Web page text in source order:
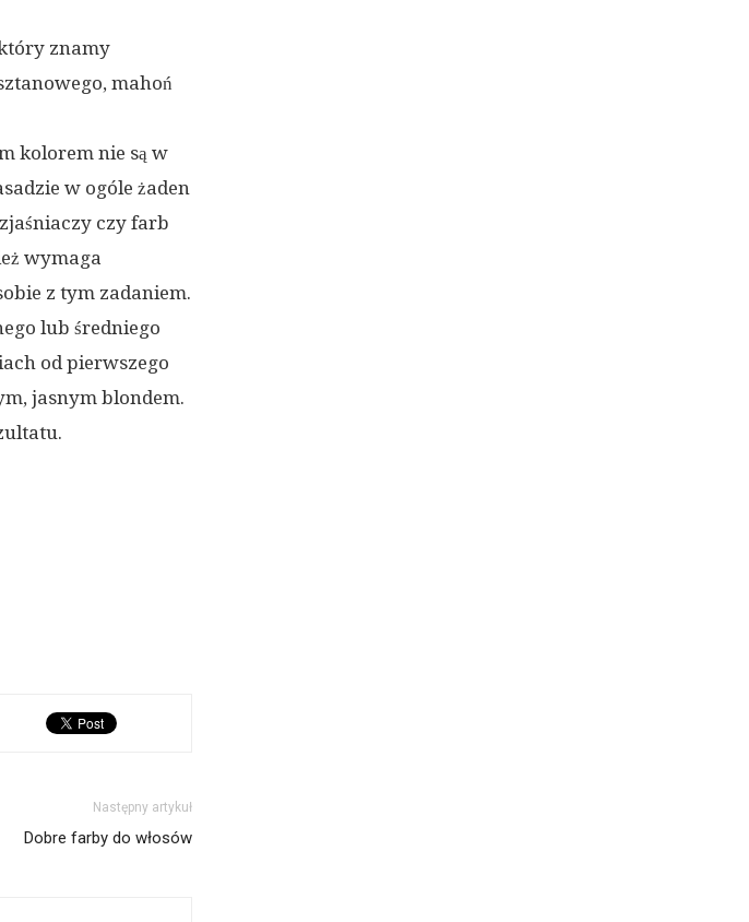
znamy
mahoń
kolorem nie są w
w ogóle żaden
czy farb
wymaga
z tym zadaniem.
lub średniego
od pierwszego
jasnym blondem.
Następny artykuł
Dobre farby do włosów